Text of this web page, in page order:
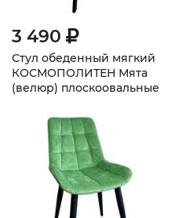
3 490
Стул обеденный мягкий
КОСМОПОЛИТЕН Мята
(велюр) плоскоовальные